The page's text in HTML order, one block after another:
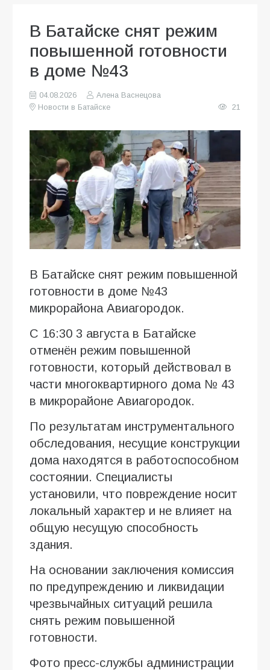
В Батайске снят режим
повышенной готовности
в доме №43
04.08.2026
Алена Васнецова
Новости в Батайске
21
В Батайске снят режим повышенной
готовности в доме №43
микрорайона Авиагородок.
С 16:30 3 августа в Батайске
отменён режим повышенной
готовности, который действовал в
части многоквартирного дома № 43
в микрорайоне Авиагородок.
По результатам инструментального
обследования, несущие конструкции
дома находятся в работоспособном
состоянии. Специалисты
установили, что повреждение носит
локальный характер и не влияет на
общую несущую способность
здания.
На основании заключения комиссия
по предупреждению и ликвидации
чрезвычайных ситуаций решила
снять режим повышенной
готовности.
Фото пресс-службы администрации